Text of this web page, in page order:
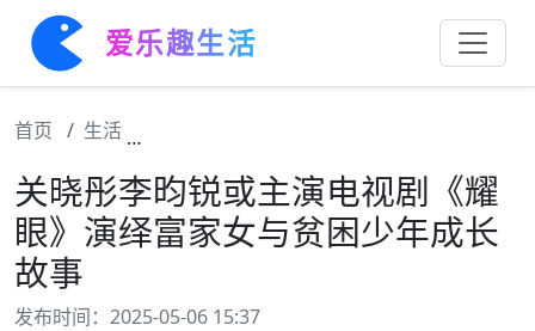
爱乐趣生活
首页 生活
关晓彤李昀锐或主演电视剧《耀
眼》演绎富家女与贫困少年成长
故事
发布时间：2025-05-06 15:37